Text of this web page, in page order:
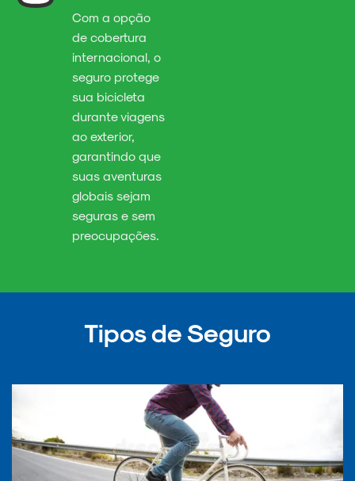
Com a opção
de cobertura
internacional, o
seguro protege
sua bicicleta
durante viagens
ao exterior,
garantindo que
suas aventuras
globais sejam
seguras e sem
preocupações.
Tipos de Seguro